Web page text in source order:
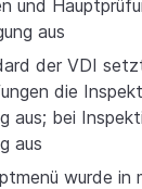
und
aus
der VDI
die
aus; bei
aus
wurde in